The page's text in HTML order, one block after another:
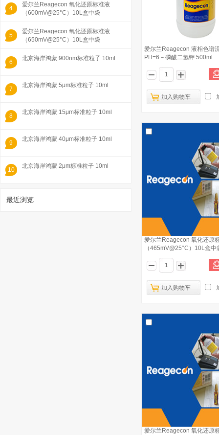
4
爱尔兰Reagecon 氧化还原标准液
（600mV@25°C）10L盒中袋
5
爱尔兰Reagecon 氧化还原标准液
（650mV@25°C）10L盒中袋
6
北京海岸鸿蒙 900nm标准粒子 10ml
7
北京海岸鸿蒙 5μm标准粒子 10ml
8
北京海岸鸿蒙 15μm标准粒子 10ml
9
北京海岸鸿蒙 40μm标准粒子 10ml
10
北京海岸鸿蒙 2μm标准粒子 10ml
最近浏览
爱尔兰Reagecon 液相色谱
PH=6－磷酸二氢钾 500ml
加入购物车
爱尔兰Reagecon 氧化还原
（465mV@25°C）10L盒中
加入购物车
爱尔兰Reagecon 氧化还原